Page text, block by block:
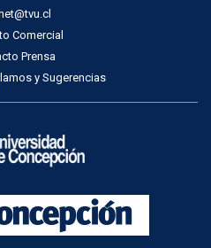
Comercial
Prensa
y Sugerencias